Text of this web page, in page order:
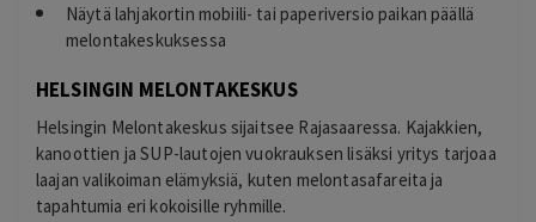
Näytä lahjakortin mobiili- tai paperiversio paikan päällä
melontakeskuksessa
HELSINGIN MELONTAKESKUS
Helsingin Melontakeskus sijaitsee Rajasaaressa. Kajakkien,
kanoottien ja SUP-lautojen vuokrauksen lisäksi yritys tarjoaa
laajan valikoiman elämyksiä, kuten melontasafareita ja
tapahtumia eri kokoisille ryhmille.